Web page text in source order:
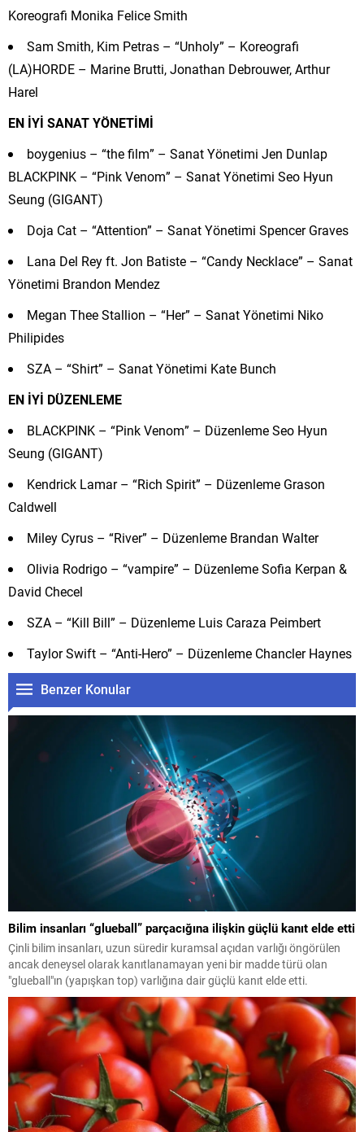
Koreografi Monika Felice Smith
Sam Smith, Kim Petras – “Unholy” – Koreografi
(LA)HORDE – Marine Brutti, Jonathan Debrouwer, Arthur
Harel
EN İYİ SANAT YÖNETİMİ
boygenius – “the film” – Sanat Yönetimi Jen Dunlap
BLACKPINK – “Pink Venom” – Sanat Yönetimi Seo Hyun
Seung (GIGANT)
Doja Cat – “Attention” – Sanat Yönetimi Spencer Graves
Lana Del Rey ft. Jon Batiste – “Candy Necklace” – Sanat
Yönetimi Brandon Mendez
Megan Thee Stallion – “Her” – Sanat Yönetimi Niko
Philipides
SZA – “Shirt” – Sanat Yönetimi Kate Bunch
EN İYİ DÜZENLEME
BLACKPINK – “Pink Venom” – Düzenleme Seo Hyun
Seung (GIGANT)
Kendrick Lamar – “Rich Spirit” – Düzenleme Grason
Caldwell
Miley Cyrus – “River” – Düzenleme Brandan Walter
Olivia Rodrigo – “vampire” – Düzenleme Sofia Kerpan &
David Checel
SZA – “Kill Bill” – Düzenleme Luis Caraza Peimbert
Taylor Swift – “Anti-Hero” – Düzenleme Chancler Haynes
Benzer Konular
Bilim insanları “glueball” parçacığına ilişkin güçlü kanıt elde etti
Çinli bilim insanları, uzun süredir kuramsal açıdan varlığı öngörülen
ancak deneysel olarak kanıtlanamayan yeni bir madde türü olan
"glueball"ın (yapışkan top) varlığına dair güçlü kanıt elde etti.